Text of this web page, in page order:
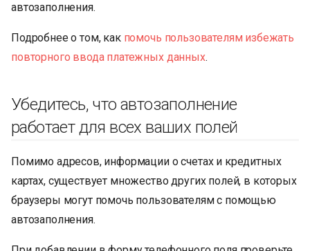
автозаполнения.
Подробнее о том, как помочь пользователям избежать
повторного ввода платежных данных.
Убедитесь, что автозаполнение
работает для всех ваших полей
Помимо адресов, информации о счетах и кредитных
картах, существует множество других полей, в которых
браузеры могут помочь пользователям с помощью
автозаполнения.